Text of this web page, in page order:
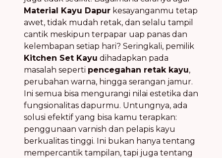
Material Kayu Dapur kesayanganmu tetap
awet, tidak mudah retak, dan selalu tampil
cantik meskipun terpapar uap panas dan
kelembapan setiap hari? Seringkali, pemilik
Kitchen Set Kayu dihadapkan pada
masalah seperti pencegahan retak kayu,
perubahan warna, hingga serangan jamur.
Ini semua bisa mengurangi nilai estetika dan
fungsionalitas dapurmu. Untungnya, ada
solusi efektif yang bisa kamu terapkan:
penggunaan varnish dan pelapis kayu
berkualitas tinggi. Ini bukan hanya tentang
mempercantik tampilan, tapi juga tentang